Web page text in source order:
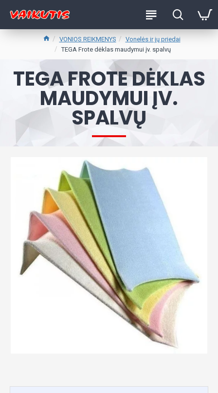
VONIOS REIKMENYS
Vonelės ir jų priedai
TEGA Frote dėklas maudymui įv. spalvų
TEGA FROTE DĖKLAS
MAUDYMUI ĮV.
SPALVŲ